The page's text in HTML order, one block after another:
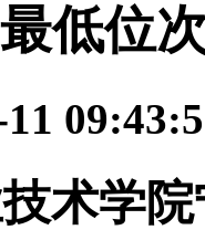
低位
11
术学